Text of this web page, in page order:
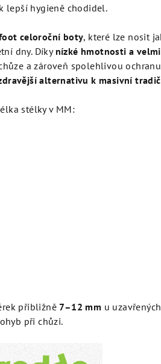
lepší hygieně chodidel.
celoroční boty, které lze nosit
dny. Díky nízké hmotnosti a
a zároveň spolehlivou
alternativu k masivní
stélky v MM:
přibližně 7–12 mm u
při chůzi.